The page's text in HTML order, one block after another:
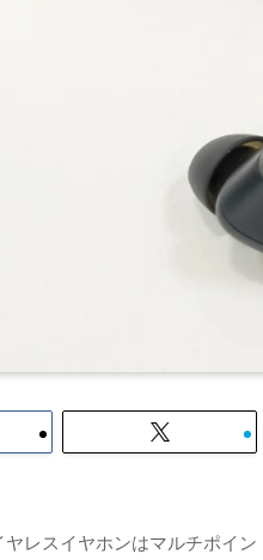
ヤレスイヤホンはマルチポイ